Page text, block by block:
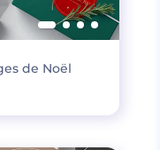
de Noël